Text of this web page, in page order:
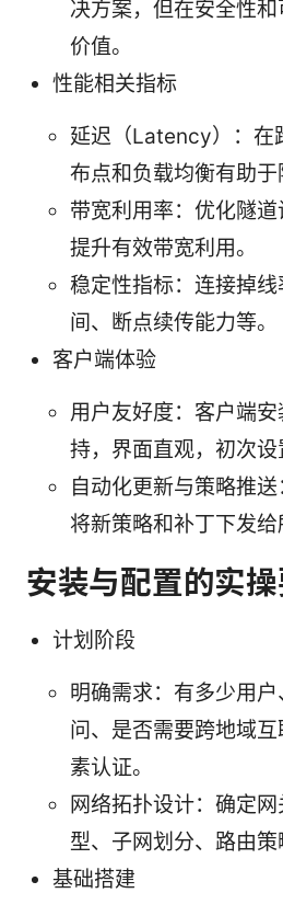
决方案，但在安全性
价值。
性能相关指标
延迟（Latency）：在
布点和负载均衡有助于
带宽利用率：优化隧
提升有效带宽利用。
稳定性指标：连接掉
间、断点续传能力等。
客户端体验
用户友好度：客户端
持，界面直观，初次设
自动化更新与策略推
将新策略和补丁下发给
安装与配置的实
计划阶段
明确需求：有多少用
问、是否需要跨地域
素认证。
网络拓扑设计：确定
型、子网划分、路由策
基础搭建